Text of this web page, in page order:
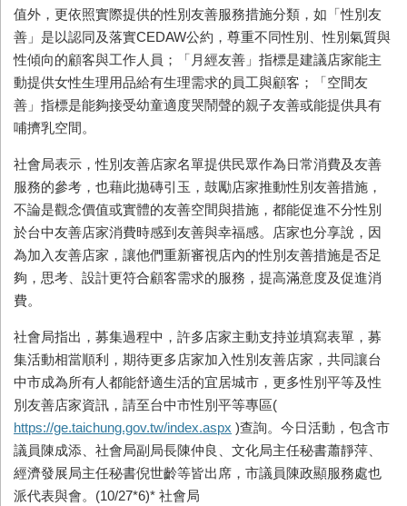
值外，更依照實際提供的性別友善服務措施分類，如「性別友
善」是以認同及落實CEDAW公約，尊重不同性別、性別氣質與
性傾向的顧客與工作人員；「月經友善」指標是建議店家能主
動提供女性生理用品給有生理需求的員工與顧客；「空間友
善」指標是能夠接受幼童適度哭鬧聲的親子友善或能提供具有
哺擠乳空間。
社會局表示，性別友善店家名單提供民眾作為日常消費及友善
服務的參考，也藉此拋磚引玉，鼓勵店家推動性別友善措施，
不論是觀念價值或實體的友善空間與措施，都能促進不分性別
於台中友善店家消費時感到友善與幸福感。店家也分享說，因
為加入友善店家，讓他們重新審視店內的性別友善措施是否足
夠，思考、設計更符合顧客需求的服務，提高滿意度及促進消
費。
社會局指出，募集過程中，許多店家主動支持並填寫表單，募
集活動相當順利，期待更多店家加入性別友善店家，共同讓台
中市成為所有人都能舒適生活的宜居城市，更多性別平等及性
別友善店家資訊，請至台中市性別平等專區(
https://ge.taichung.gov.tw/index.aspx )查詢。今日活動，包含市
議員陳成添、社會局副局長陳仲良、文化局主任秘書蕭靜萍、
經濟發展局主任秘書倪世齡等皆出席，市議員陳政顯服務處也
派代表與會。 (10/27*6)* 社會局